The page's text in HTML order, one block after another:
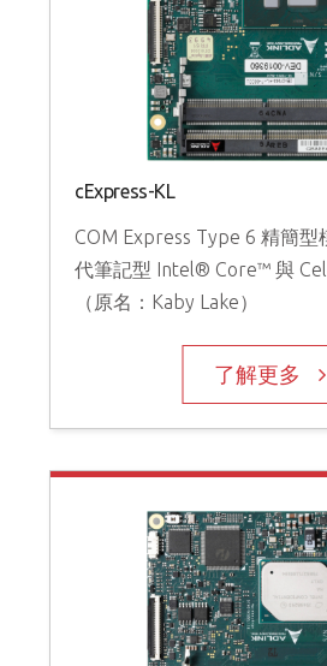
cExpress-KL
COM Express Type 6 精簡型
代筆記型 Intel® Core™ 與
（原名：Kaby Lake）
了解更多